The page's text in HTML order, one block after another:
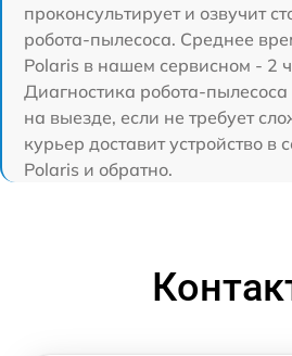
проконсультирует и озвучит
робота-пылесоса. Среднее
Polaris в нашем сервисном - 2
Диагностика робота-
на выезде, если не требует
курьер доставит устройство в
Polaris и обратно.